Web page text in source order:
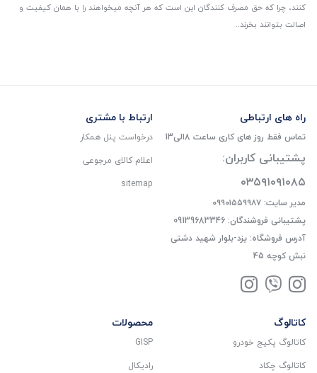
کنند، چرا که حق مصرف کنندگان این است که هر آنچه میخواهند را با همان کیفیت و
اصالت بتوانند بخرند..
راه های ارتباطی
تماس فقط روز های کاری ساعت 8الی13
پشتیبانی کاربران:
۰۳۵۹۱۰۹۱۰۸۵
مدیر سایت: ۰۹۹۰۱۵۵۹۹۸۷
پشتیبانی فروشندگان: 09139683346
آدرس فروشگاه: یزد-بلوار شهید دشتی
نبش کوچه 45
ارتباط با مشتری
درخواست پنل همکار
اعلام کالای مرجوعی
sitemap
کاتالوگ
کاتالوگ پکیج خودرو
کاتالوگ چکاد
محصولات
GISP
رادیکال